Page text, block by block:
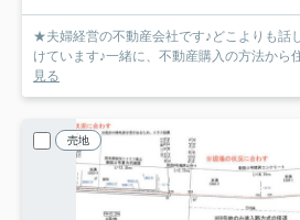
★夫婦経営の不動産会社です♪どこよりも話
けています♪一緒に、不動産購入の方法から
見る
売地